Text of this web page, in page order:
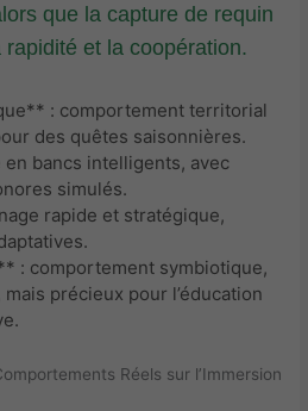
que la capture de requin
et la coopération.
: comportement territorial
des quêtes saisonnières.
bancs intelligents, avec
simulés.
rapide et stratégique,
: comportement symbiotique,
précieux pour l’éducation
Réels sur l’Immersion